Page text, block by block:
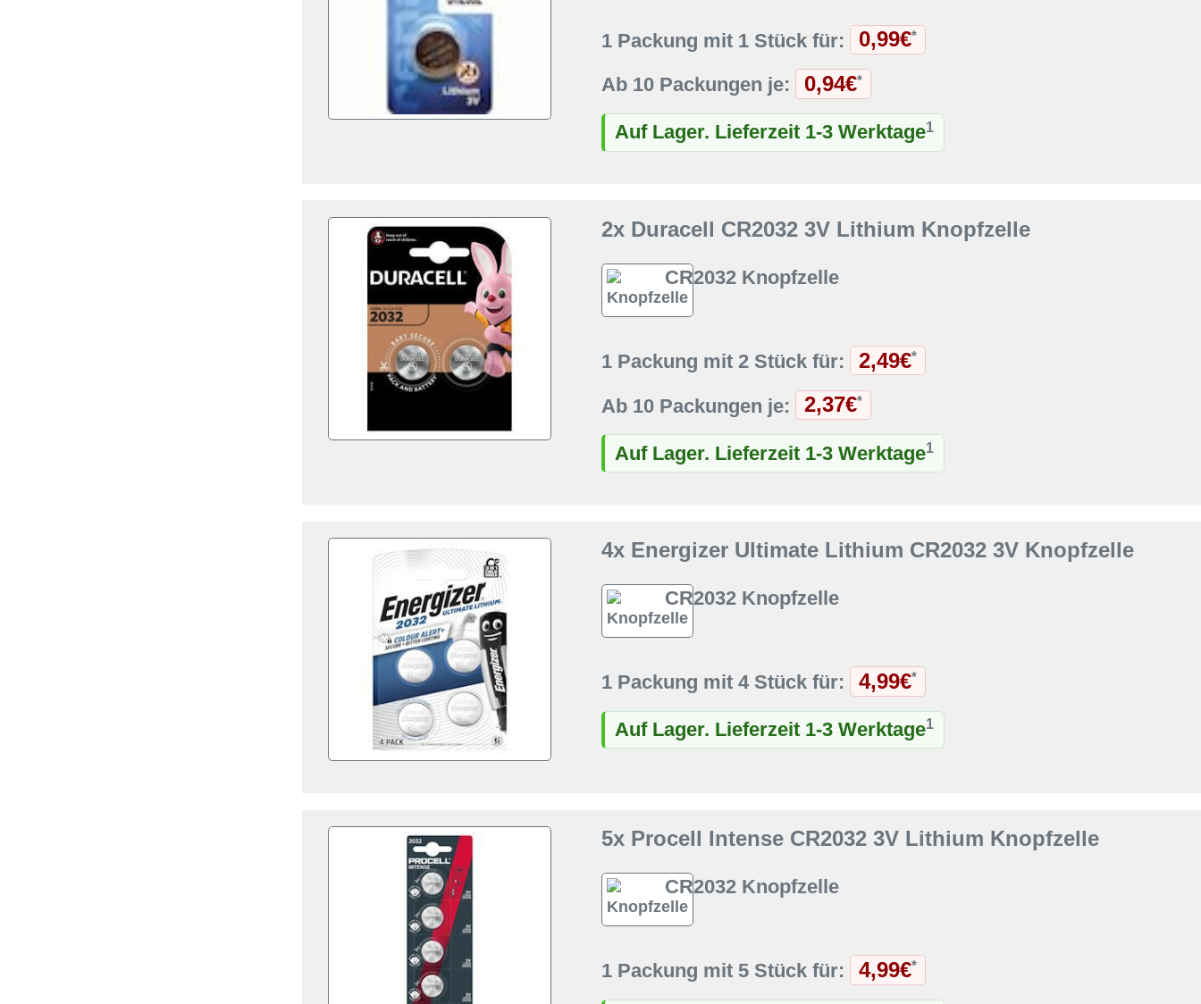
1 Packung mit 1 Stück für: 0,99€*
Ab 10 Packungen je: 0,94€*
Auf Lager. Lieferzeit 1-3 Werktage1
2x Duracell CR2032 3V Lithium Knopfzelle
CR2032 Knopfzelle
1 Packung mit 2 Stück für: 2,49€*
Ab 10 Packungen je: 2,37€*
Auf Lager. Lieferzeit 1-3 Werktage1
4x Energizer Ultimate Lithium CR2032 3V Knopfzelle
CR2032 Knopfzelle
1 Packung mit 4 Stück für: 4,99€*
Auf Lager. Lieferzeit 1-3 Werktage1
5x Procell Intense CR2032 3V Lithium Knopfzelle
CR2032 Knopfzelle
1 Packung mit 5 Stück für: 4,99€*